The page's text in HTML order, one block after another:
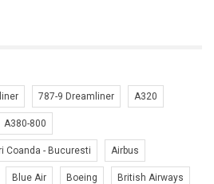
787-9 Dreamliner A320
A380-800
Coanda - Bucuresti Airbus
Blue Air Boeing British Airways